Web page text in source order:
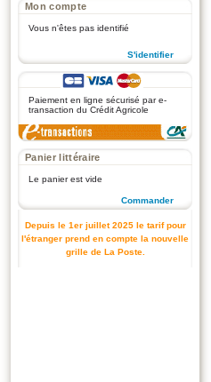
Mon compte
Vous n'êtes pas identifié
S'identifier
Paiement en ligne sécurisé par e-
transaction du Crédit Agricole
Panier littéraire
Le panier est vide
Commander
Depuis le 1er juillet 2025 le tarif pour
l'étranger prend en compte la nouvelle
grille de La Poste.